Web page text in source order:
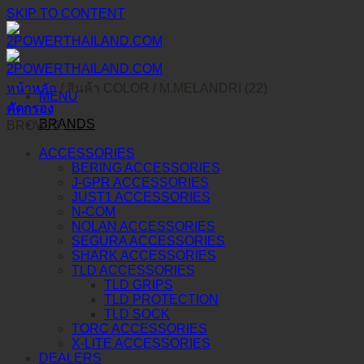
SKIP TO CONTENT
MENU
BRANDS
หน้าหลัก / สินค้า COLOR
คัดกรอง
BROWSE
ACCESSORIES
BERING ACCESSORIES
J-GPR ACCESSORIES
JUST1 ACCESSORIES
N-COM
NOLAN ACCESSORIES
SEGURA ACCESSORIES
SHARK ACCESSORIES
TLD ACCESSORIES
TLD GRIPS
TLD PROTECTION
TLD SOCK
TORC ACCESSORIES
X-LITE ACCESSORIES
DEALERS